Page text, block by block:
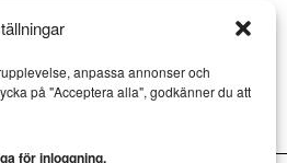
anpassa annonser och
på "Acceptera alla", godkänner du att
för inloggning.